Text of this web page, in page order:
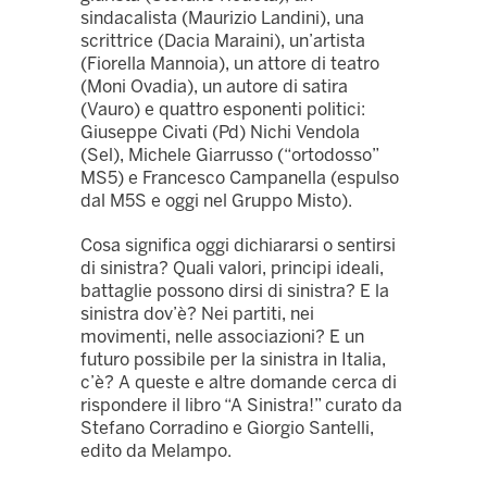
sindacalista (Maurizio Landini), una
scrittrice (Dacia Maraini), un’artista
(Fiorella Mannoia), un attore di teatro
(Moni Ovadia), un autore di satira
(Vauro) e quattro esponenti politici:
Giuseppe Civati (Pd) Nichi Vendola
(Sel), Michele Giarrusso (“ortodosso”
MS5) e Francesco Campanella (espulso
dal M5S e oggi nel Gruppo Misto).
Cosa significa oggi dichiararsi o sentirsi
di sinistra? Quali valori, principi ideali,
battaglie possono dirsi di sinistra? E la
sinistra dov’è? Nei partiti, nei
movimenti, nelle associazioni? E un
futuro possibile per la sinistra in Italia,
c’è? A queste e altre domande cerca di
rispondere il libro “A Sinistra!” curato da
Stefano Corradino e Giorgio Santelli,
edito da Melampo.